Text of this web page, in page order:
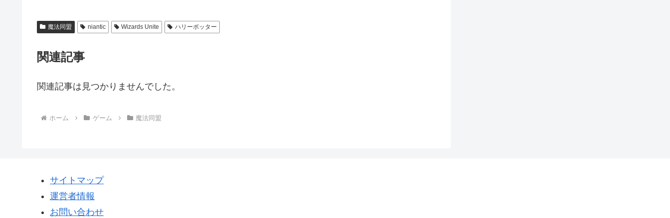
魔法同盟 niantic Wizards Unite ハリーポッター
関連記事
関連記事は見つかりませんでした。
ホーム ゲーム 魔法同盟
サイトマップ
運営者情報
お問い合わせ